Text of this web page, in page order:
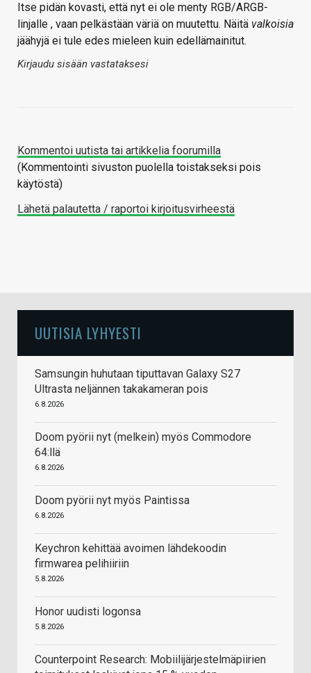
Itse pidän kovasti, että nyt ei ole menty RGB/ARGB-
linjalle , vaan pelkästään väriä on muutettu. Näitä valkoisia
jäähyjä ei tule edes mieleen kuin edellämainitut.
Kirjaudu sisään vastataksesi
Kommentoi uutista tai artikkelia foorumilla
(Kommentointi sivuston puolella toistakseksi pois
käytöstä)
Lähetä palautetta / raportoi kirjoitusvirheestä
UUTISIA LYHYESTI
Samsungin huhutaan tiputtavan Galaxy S27
Ultrasta neljännen takakameran pois
6.8.2026
Doom pyörii nyt (melkein) myös Commodore
64:llä
6.8.2026
Doom pyörii nyt myös Paintissa
6.8.2026
Keychron kehittää avoimen lähdekoodin
firmwarea pelihiiriin
5.8.2026
Honor uudisti logonsa
5.8.2026
Counterpoint Research: Mobiilijärjestelmäpiirien